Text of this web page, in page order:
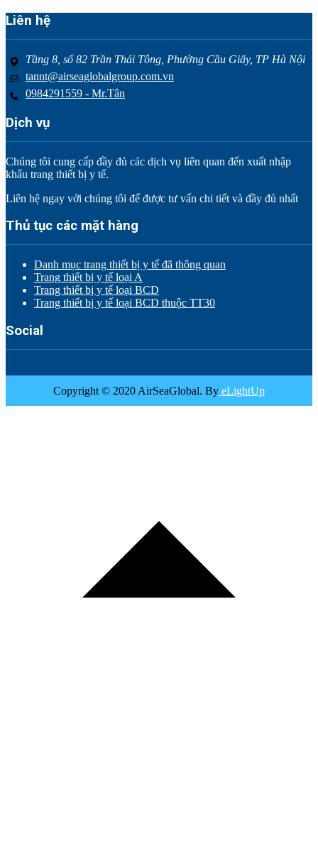
Liên hệ
Tầng 8, số 82 Trần Thái Tông, Phường Cầu Giấy, TP Hà Nội
tannt@airseaglobalgroup.com.vn
0984291559 - Mr.Tân
Dịch vụ
Chúng tôi cung cấp đầy đủ các dịch vụ liên quan đến xuất nhập
khẩu trang thiết bị y tế.
Liên hệ ngay với chúng tôi để được tư vấn chi tiết và đầy đủ nhất
Thủ tục các mặt hàng
Danh mục trang thiết bị y tế đã thông quan
Trang thiết bị y tế loại A
Trang thiết bị y tế loại BCD
Trang thiết bị y tế loại BCD thuộc TT30
Social
Copyright © 2020 AirSeaGlobal. By eLightUp